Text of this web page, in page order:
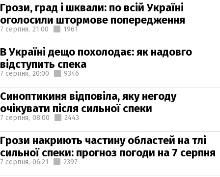
Грози, град і шквали: по всій Україні
оголосили штормове попередження
7 серпня, 21:00 1961
В Україні дещо похолодає: як надовго
відступить спека
7 серпня, 20:00 9346
Синоптикиня відповіла, яку негоду
очікувати після сильної спеки
7 серпня, 08:00 2443
Грози накриють частину областей на тлі
сильної спеки: прогноз погоди на 7 серпня
7 серпня, 06:21 2397